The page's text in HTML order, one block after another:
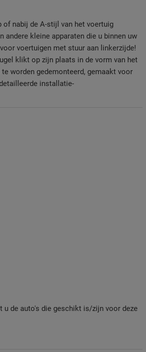
of nabij de A-stijl van het voertuig
kleine apparaten die u binnen uw
voertuigen met stuur aan linkerzijde!
klikt op zijn plaats in de vorm van het
worden gedemonteerd, gemaakt voor
installatie-
u de auto's die geschikt is/zijn voor deze